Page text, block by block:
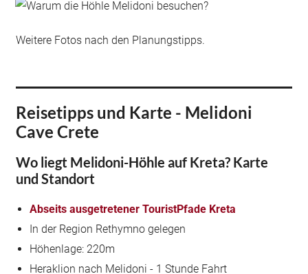
Weitere Fotos nach den Planungstipps.
Reisetipps und Karte - Melidoni
Cave Crete
Wo liegt Melidoni-Höhle auf Kreta? Karte
und Standort
Abseits ausgetretener TouristPfade Kreta
In der Region Rethymno gelegen
Höhenlage: 220m
Heraklion nach Melidoni - 1 Stunde Fahrt